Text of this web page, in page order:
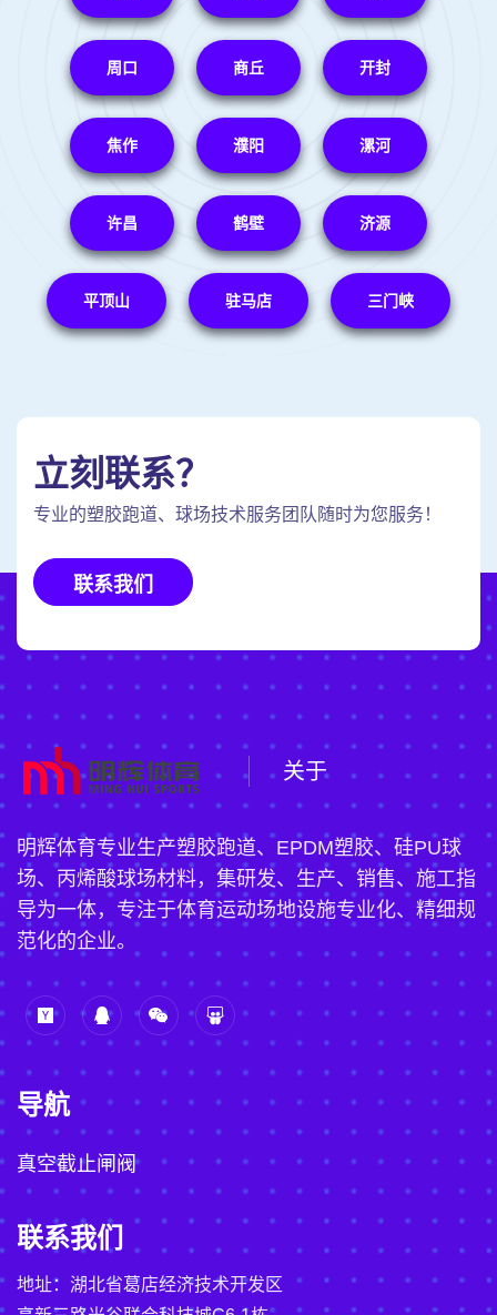
周口 商丘 开封
焦作 濮阳 漯河
许昌 鹤壁 济源
平顶山 驻马店 三门峡
立刻联系？
专业的塑胶跑道、球场技术服务团队随时为您服务！
联系我们
关于
明辉体育专业生产塑胶跑道、EPDM塑胶、硅PU球
场、丙烯酸球场材料，集研发、生产、销售、施工指
导为一体，专注于体育运动场地设施专业化、精细规
范化的企业。
导航
真空截止闸阀
联系我们
地址：湖北省葛店经济技术开发区